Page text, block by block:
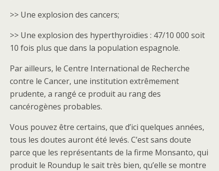
>> Une explosion des cancers;
>> Une explosion des hyperthyroïdies : 47/10 000 soit
10 fois plus que dans la population espagnole.
Par ailleurs, le Centre International de Recherche
contre le Cancer, une institution extrêmement
prudente, a rangé ce produit au rang des
cancérogènes probables.
Vous pouvez être certains, que d’ici quelques années,
tous les doutes auront été levés. C’est sans doute
parce que les représentants de la firme Monsanto, qui
produit le Roundup le sait très bien, qu’elle se montre